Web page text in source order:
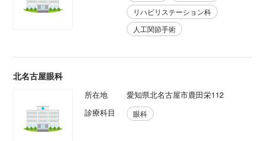
リハビリステーション科
人工関節手術
北名古屋眼科
所在地
愛知県北名古屋市鹿田栄112
診療科目
眼科